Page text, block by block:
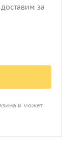
за
и может